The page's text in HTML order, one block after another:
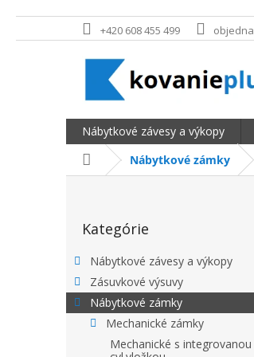
Prejsť na obsah +420 608 455 499
Nábytkové závesy a výkopy
DomovNábytkové zámky
BOČNÝ PANEL
Kategórie
Nábytkové závesy a výkopy
Zásuvkové výsuvy
Nábytkové zámky
Mechanické zámky
Mechanické s integrovanou